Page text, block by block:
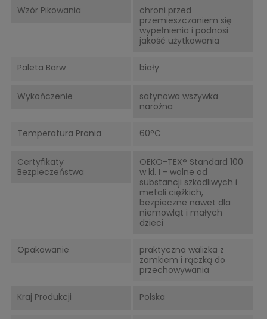
Wzór Pikowania
chroni przed
przemieszczaniem się
wypełnienia i podnosi
jakość użytkowania
Paleta Barw biały
Wykończenie
satynowa wszywka
narożna
Temperatura Prania 60°C
Certyfikaty
Bezpieczeństwa
OEKO-TEX® Standard 100
w kl. I - wolne od
substancji szkodliwych i
metali ciężkich,
bezpieczne nawet dla
niemowląt i małych
dzieci
Opakowanie
praktyczna walizka z
zamkiem i rączką do
przechowywania
Kraj Produkcji Polska